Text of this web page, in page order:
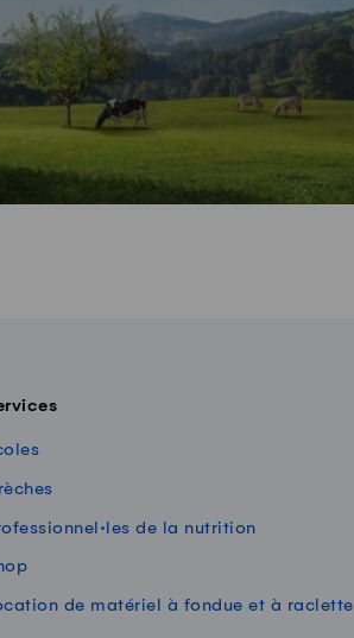
de la nutrition
de matériel à fondue et à raclette